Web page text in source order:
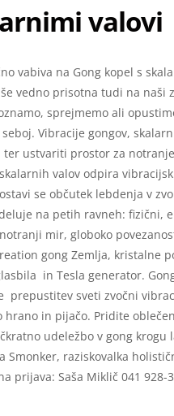
valovi
vabiva na Gong kopel s
vedno prisotna tudi na naši
sprejmemo ali
Vibracije gongov,
ustvariti prostor za
valov odpira
se občutek lebdenja v
na petih ravneh:
mir, globoko
gong Zemlja, kristalne
in Tesla generator.
prepustitev sveti zvočni
in pijačo. Pridite
udeležbo v gong
Smonker, raziskovalka
prijava: Saša Miklič 041 928-